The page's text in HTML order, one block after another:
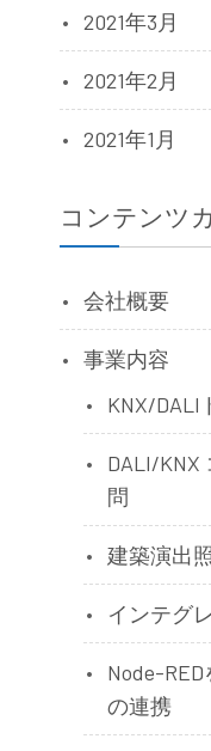
2021年3月
2021年2月
2021年1月
コンテンツ
会社概要
事業内容
KNX/DALI
DALI/KNX
問
建築演出
インテグ
Node-
の連携